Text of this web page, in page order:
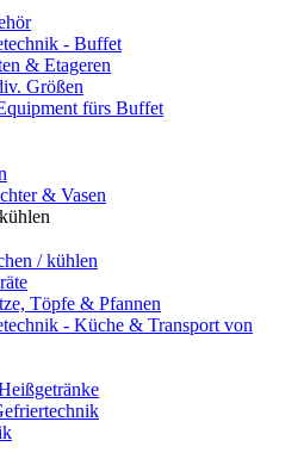
- Buffet
& Etageren
Größen
fürs Buffet
& Vasen
/ kühlen
Töpfe & Pfannen
- Küche & Transport von